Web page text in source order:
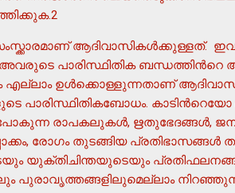
ആദിവാസികള്‍ക്കുള്ളത്.
പാരിസ്ഥിതിക ബന്ധത്തിന്‍റെ
എല്ലാം ഉള്‍ക്കൊള്ളുന്നതാണ്
പാരിസ്ഥിതികബോധം.
രാപകലുകള്‍, ഋതുഭേദങ്ങള്‍,
രോഗം തുടങ്ങിയ
യുക്തിചിന്തയുടെയും